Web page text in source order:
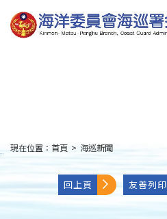
到
主
要
:::
現在位置： 首頁 > 海巡新聞
回上頁 友善列印